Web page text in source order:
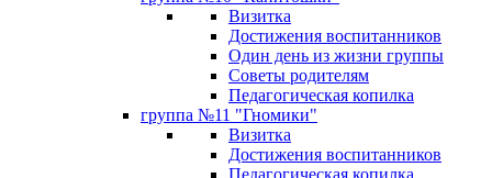
Визитка
Достижения воспитанников
Один день из жизни группы
Советы родителям
Педагогическая копилка
группа №11 "Гномики"
Визитка
Достижения воспитанников
Педагогическая копилка